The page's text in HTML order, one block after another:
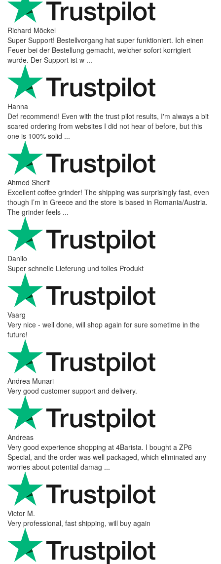
Richard Möckel
Super Support! Bestellvorgang hat super funktioniert. Ich einen
Feuer bei der Bestellung gemacht, welcher sofort korrigiert
wurde. Der Support ist w ...
Hanna
Def recommend! Even with the trust pilot results, I'm always a bit
scared ordering from websites I did not hear of before, but this
one is 100% solid ...
Ahmed Sherif
Excellent coffee grinder! The shipping was surprisingly fast, even
though I’m in Greece and the store is based in Romania/Austria.
The grinder feels ...
Danilo
Super schnelle Lieferung und tolles Produkt
Vaarg
Very nice - well done, will shop again for sure sometime in the
future!
Andrea Munari
Very good customer support and delivery.
Andreas
Very good experience shopping at 4Barista. I bought a ZP6
Special, and the order was well packaged, which eliminated any
worries about potential damag ...
Victor M.
Very professional, fast shipping, will buy again